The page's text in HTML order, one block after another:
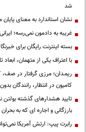
شد
نشان استاندارد به معنای
غریبه به دادمون نمی‌رسه؛
بسته اینترنت رایگان برای
با اعتراف یکی از متهمان،
کامیون در انتظار، رانندگان
تایید هشدارهای گذشته
بارزگانی و اجاره ای که به
رابرت پیپ: ارتش آمریکا